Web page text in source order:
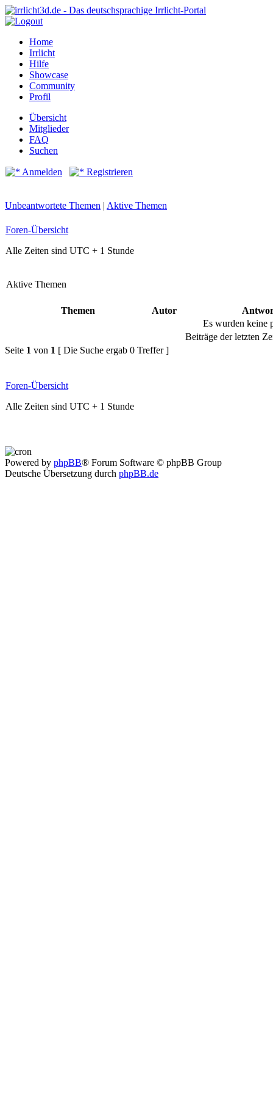
Home
Irrlicht
Hilfe
Showcase
Community
Profil
Übersicht
Mitglieder
FAQ
Suchen
Anmelden Registrieren
Unbeantwortete Themen | Aktive Themen
Foren-Übersicht
Alle Zeiten sind UTC + 1 Stunde
Aktive Themen
Themen Autor
Es wurden keine
Beiträge der letzten
Seite 1 von 1 [ Die Suche ergab 0 Treffer ]
Foren-Übersicht
Alle Zeiten sind UTC + 1 Stunde
Powered by phpBB® Forum Software © phpBB Group
Deutsche Übersetzung durch phpBB.de